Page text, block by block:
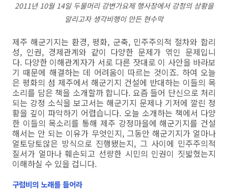
2011년 10월 14일 두물머리 강변가요제 행사장에서 강정의 상황을
알리고자 생각비행이 만든 현수막
제주 해군기지는 환경, 평화, 군축, 민주주의적 절차와 합리
성, 인권, 경제관계와 같이 다양한 문제가 엮인 문제입니
다. 다양한 이해관계자가 서로 다른 잣대로 이 사안을 바라보
기 때문에 해결하는 데 어려움이 따르는 것이죠. 하여 오늘
은 평화의 섬 제주에서 해군기지 건설에 반대하는 이들의 목
소리를 담은 책을 소개할까 합니다. 요즘 들어 단신으로 처리
되는 강정 소식을 보고서는 해군기지 문제나 기저에 깔린 정
황을 깊이 파악하기 어렵습니다. 오늘 소개하는 책에서 다양
한 이들의 목소리를 통해 제주 강정마을에 해군기지를 건설
해서는 안 되는 이유가 무엇인지, 그동안 해군기지가 얼마나
얼토당토않은 방식으로 진행됐는지, 그 사이에 민주주의적
질서가 얼마나 훼손되고 선량한 시민의 인권이 짓밟혔는지
이해하실 수 있을 겁니다.
구럼비의 노래를 들어라